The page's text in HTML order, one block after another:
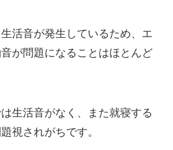
活音が発生しているため、エ
が問題になることはほとんど
生活音がなく、また就寝する
視されがちです。